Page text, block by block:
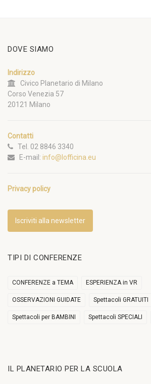
DOVE SIAMO
Indirizzo
Civico Planetario di Milano
Corso Venezia 57
20121 Milano
Contatti
Tel. 02 8846 3340
E-mail: info@lofficina.eu
Privacy policy
Iscriviti alla newsletter
TIPI DI CONFERENZE
CONFERENZE a TEMA ESPERIENZA in VR
OSSERVAZIONI GUIDATE Spettacoli GRATUITI
Spettacoli per BAMBINI Spettacoli SPECIALI
IL PLANETARIO PER LA SCUOLA